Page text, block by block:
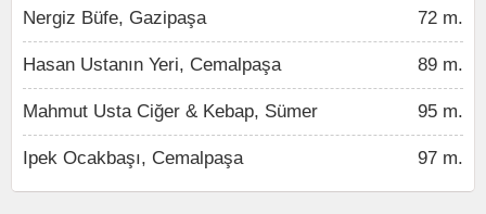
Nergiz Büfe, Gazipaşa 72 m.
Hasan Ustanın Yeri, Cemalpaşa 89 m.
Mahmut Usta Ciğer & Kebap, Sümer 95 m.
Ipek Ocakbaşı, Cemalpaşa 97 m.